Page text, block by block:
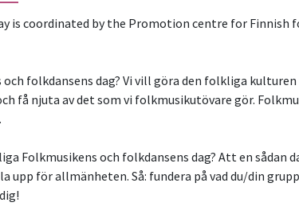
is coordinated by the Promotion centre for Finnish
folkdansens dag? Vi vill göra den folkliga
få njuta av det som vi folkmusikutövare gör.
Folkmusikens och folkdansens dag? Att en sådan
upp för allmänheten. Så: fundera på vad du/din